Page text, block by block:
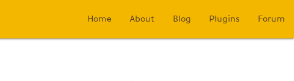
Home About Blog Plugins Forum